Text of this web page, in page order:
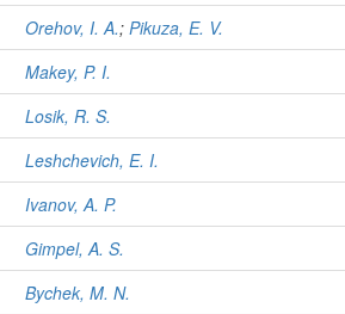
Orehov, I. A.; Pikuza, E. V.
Makey, P. I.
Losik, R. S.
Leshchevich, E. I.
Ivanov, A. P.
Gimpel, A. S.
Bychek, M. N.